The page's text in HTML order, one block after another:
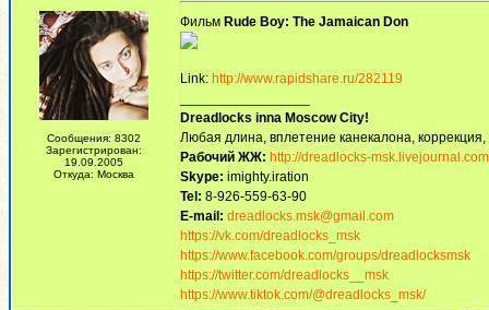
Сообщения: 8302
Зарегистрирован:
19.09.2005
Откуда: Москва
Фильм Rude Boy: The Jamaican Don
Link: http://www.rapidshare.ru/282119
Dreadlocks inna Moscow Сity!
Любая длина, вплетение канекалона,
Рабочий ЖЖ: http://dreadlocks-
Skype: imighty.iration
Tel: 8-926-559-63-90
E-mail: dreadlocks.msk@gmail.com
https://vk.com/dreadlocks_msk
https://www.facebook.com/groups/dreadlocksmsk
https://twitter.com/dreadlocks__msk
https://www.tiktok.com/@dreadlocks_msk/